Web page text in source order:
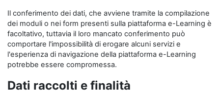
Il conferimento dei dati, che avviene tramite la compilazione
dei moduli o nei form presenti sulla piattaforma e-Learning è
facoltativo, tuttavia il loro mancato conferimento può
comportare l'impossibilità di erogare alcuni servizi e
l'esperienza di navigazione della piattaforma e-Learning
potrebbe essere compromessa.
Dati raccolti e finalità